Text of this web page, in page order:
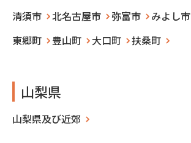
清須市
北名古屋市 弥富市 みよし市
東郷町
豊山町 大口町 扶桑町
山梨県
山梨県及び近郊